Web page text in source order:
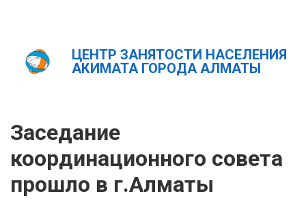
ЦЕНТР ЗАНЯТОСТИ НАСЕЛЕНИЯ
АКИМАТА ГОРОДА АЛМАТЫ
Главная
Новости
Заседание координационного совета прошло в г.Алматы
Заседание
координационного совета
прошло в г.Алматы